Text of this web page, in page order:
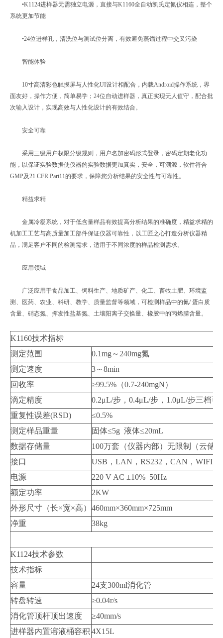
•K1124进样器无需独立电源，直接与K1160全自动凯氏定氮仪相连，整个
系统更加节能
•24位进样孔，清洗位与测试位分离，有效避免蒸馏过程中交叉污染
智能体验
10寸高清彩色触摸屏与人性化UI设计相配合，内载Android操作系统，界
面友好，操作方便，简单易学；24位自动进样器，真正实现无人值守，配合批
次输入设计，实现高效与人性化设计的有效结合。
安全可靠
采用三级用户权限分级规则，用户名加密码形式登录，密码定期老化功
能，以保证实验数据使仪器的实验数据更加真实，安全，可溯源，软件符合
GMP及21 CFR Part11的要求，保障您分析结果的安全性与可靠性。
精益求精
金属冷凝系统，对于低含量样品有效提高分析结果的准确度，精益求精的
机加工工艺与高质量加工部件保证仪器可靠性，以工匠之心打造分析仪器精
品，满足客户不同的检测需求，适用于不同浓度的样品检测需求。
应用领域
广泛应用于食品加工、饲料生产、地质矿产、化工、畜牧土肥、环境监
测、医药、农业、科研、教学、质量监督等领域，可检测样品中的氮/ 蛋白质
含量、硝态氮、挥发性盐基氮、土壤阳离子交换量、橡胶中的丙烯腈含量。
K1160技术指标
测定范围
0.1mg～240mg氮
测定速度
3～8min
回收率
≥99.5%（0.7-240mgN）
滴定精度
0.2μL/步，0.4μL/步，1.0μL/步三档可
重复性误差(RSD)
≤0.5%
测定样品重量
固体≤5g 液体≤20mL
数据存储量
100万套（仪器内部）无限制（云储
接口
USB，LAN，RS232，CAN，WIFI
电源
220 V AC ±10% 50Hz
额定功率
2KW
外形尺寸（长×宽×高） 460mm×360mm×725mm
净重
38kg
K1124技术参数
技术指标
容量
24支300ml消化管
转盘转速
≥0.04r/s
消化管顶杆顶出速度
≥40mm/s
进样器内置溶液桶容积 4X15L